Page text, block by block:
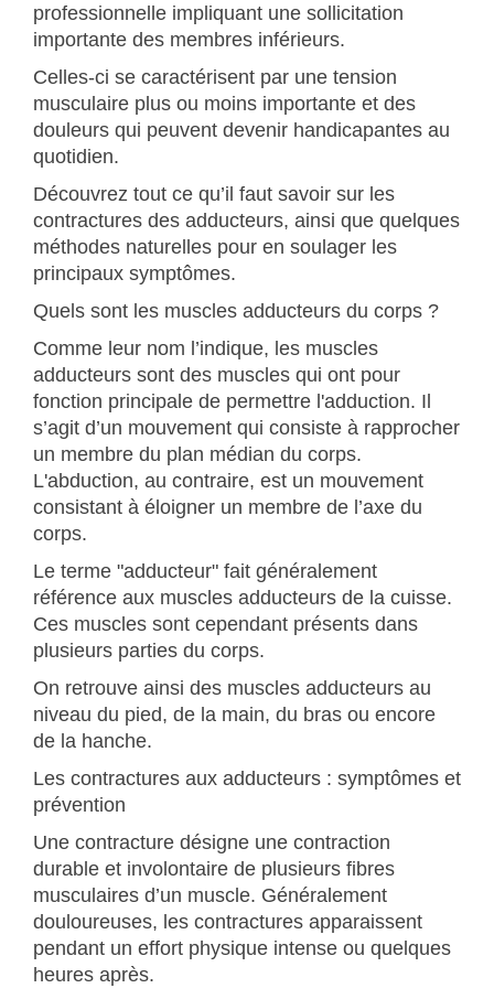
professionnelle impliquant une sollicitation
importante des membres inférieurs.
Celles-ci se caractérisent par une tension
musculaire plus ou moins importante et des
douleurs qui peuvent devenir handicapantes au
quotidien.
Découvrez tout ce qu’il faut savoir sur les
contractures des adducteurs, ainsi que quelques
méthodes naturelles pour en soulager les
principaux symptômes.
Quels sont les muscles adducteurs du corps ?
Comme leur nom l’indique, les muscles
adducteurs sont des muscles qui ont pour
fonction principale de permettre l'adduction. Il
s’agit d’un mouvement qui consiste à rapprocher
un membre du plan médian du corps.
L'abduction, au contraire, est un mouvement
consistant à éloigner un membre de l’axe du
corps.
Le terme "adducteur" fait généralement
référence aux muscles adducteurs de la cuisse.
Ces muscles sont cependant présents dans
plusieurs parties du corps.
On retrouve ainsi des muscles adducteurs au
niveau du pied, de la main, du bras ou encore
de la hanche.
Les contractures aux adducteurs : symptômes et
prévention
Une contracture désigne une contraction
durable et involontaire de plusieurs fibres
musculaires d’un muscle. Généralement
douloureuses, les contractures apparaissent
pendant un effort physique intense ou quelques
heures après.